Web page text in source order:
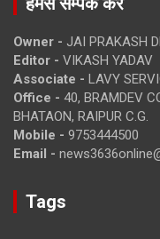
Owner - JAI PRAKASH
Editor - VIKASH YADAV
Associate - LAVY
Office - 40, BRAMDEV
BHATAON, RAIPUR C.G.
Mobile - 9753444500
Email -
Tags